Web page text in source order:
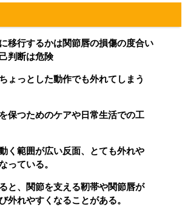
移行するかは関節唇の損傷の度合い
判断は危険
ょっとした動作でも外れてしまう
保つためのケアや日常生活での工
く範囲が広い反面、とても外れや
っている。
と、関節を支える靭帯や関節唇が
外れやすくなることがある。